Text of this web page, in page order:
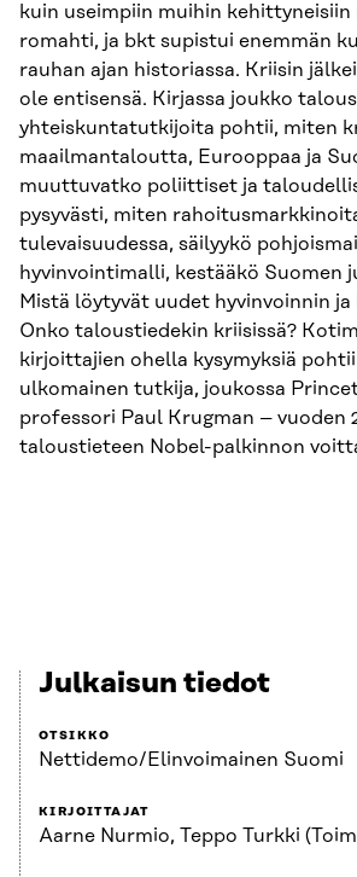
kuin useimpiin muihin kehittyneisiin
romahti, ja bkt supistui enemmän
rauhan ajan historiassa. Kriisin
ole entisensä. Kirjassa joukko
yhteiskuntatutkijoita pohtii, miten
maailmantaloutta, Eurooppaa ja
muuttuvatko poliittiset ja
pysyvästi, miten
tulevaisuudessa, säilyykö
hyvinvointimalli, kestääkö Suomen
Mistä löytyvät uudet hyvinvoinnin
Onko taloustiedekin kriisissä?
kirjoittajien ohella kysymyksiä
ulkomainen tutkija, joukossa
professori Paul Krugman – vuoden
taloustieteen Nobel-palkinnon
Julkaisun tiedot
OTSIKKO
Nettidemo/Elinvoimainen Suomi
KIRJOITTAJAT
Aarne Nurmio, Teppo Turkki